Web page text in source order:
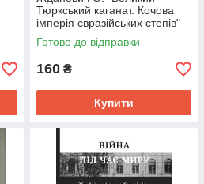
Тюркський каганат. Кочова
імперія євразійських степів"
Готово до відправки
160 ₴
Купити